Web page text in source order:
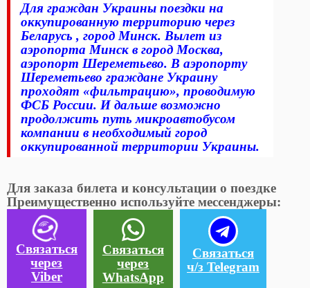
Для граждан Украины поездки на
оккупированную территорию через
Беларусь , город Минск. Вылет из
аэропорта Минск в город Москва,
аэропорт Шереметьево. В аэропорту
Шереметьево граждане Украину
проходят «фильтрацию», проводимую
ФСБ России. И дальше возможно
продолжить путь микроавтобусом
компании в необходимый город
оккупированной территории Украины.
Для заказа билета и консультации о поездке
Преимущественно используйте мессенджеры:
Связаться
через
Viber
Связаться
через
WhatsApp
Связаться
ч/з Telegram